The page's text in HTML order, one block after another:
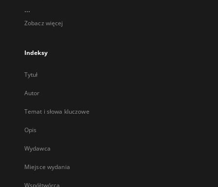
...
Zobacz więcej
Indeksy
Tytuł
Autor
Temat i słowa kluczowe
Opis
Wydawca
Miejsce wydania
Współtwórca